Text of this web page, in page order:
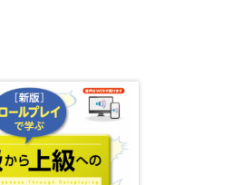
いて
いて